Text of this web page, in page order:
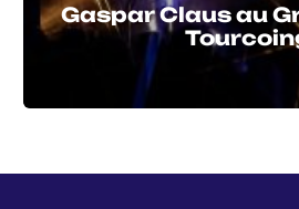
Gaspar Claus au